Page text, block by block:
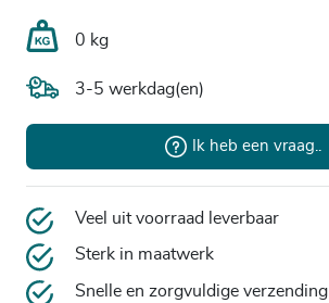
0 kg
3-5 werkdag(en)
Ik heb een vraag..
Veel uit voorraad leverbaar
Sterk in maatwerk
Snelle en zorgvuldige verzending